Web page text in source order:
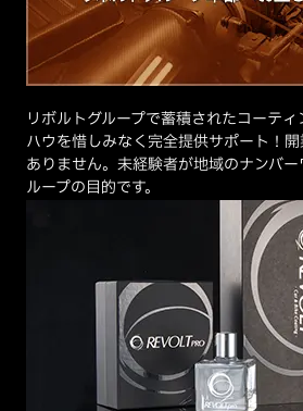
リボルトグループで蓄積されたコーテ
ハウを惜しみなく完全提供サポート！
ありません。未経験者が地域のナンバ
ループの目的です。